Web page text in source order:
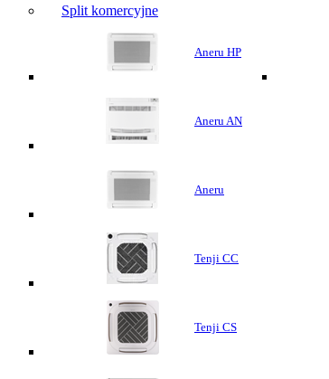
Split komercyjne
Aneru HP
Aneru AN
Aneru
Tenji CC
Tenji CS